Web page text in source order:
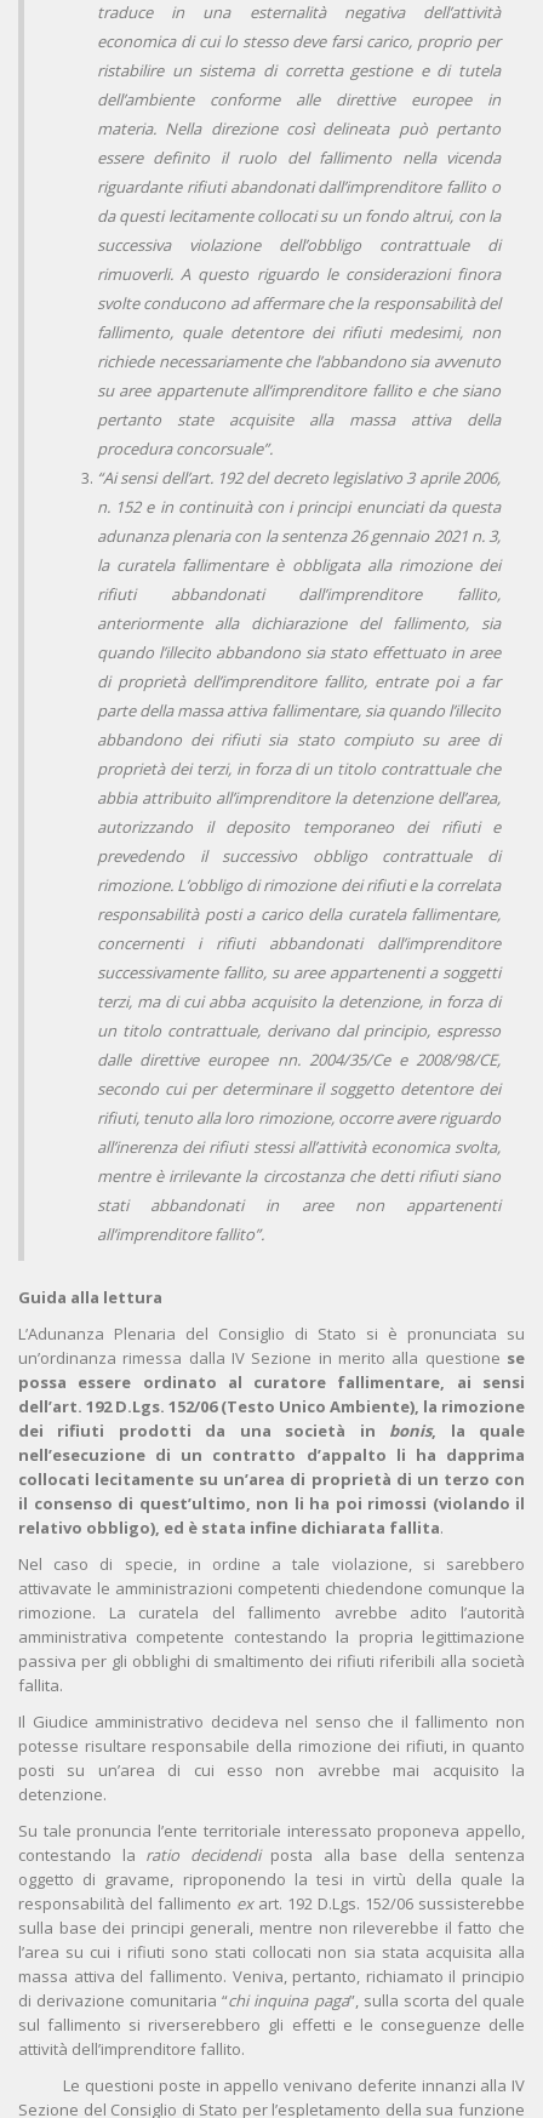
traduce in una esternalità negativa dell’attività
economica di cui lo stesso deve farsi carico, proprio per
ristabilire un sistema di corretta gestione e di tutela
dell’ambiente conforme alle direttive europee in
materia. Nella direzione così delineata può pertanto
essere definito il ruolo del fallimento nella vicenda
riguardante rifiuti abandonati dall’imprenditore fallito o
da questi lecitamente collocati su un fondo altrui, con la
successiva violazione dell’obbligo contrattuale di
rimuoverli. A questo riguardo le considerazioni finora
svolte conducono ad affermare che la responsabilità del
fallimento, quale detentore dei rifiuti medesimi, non
richiede necessariamente che l’abbandono sia avvenuto
su aree appartenute all’imprenditore fallito e che siano
pertanto state acquisite alla massa attiva della
procedura concorsuale”.
“Ai sensi dell’art. 192 del decreto legislativo 3 aprile 2006,
n. 152 e in continuità con i principi enunciati da questa
adunanza plenaria con la sentenza 26 gennaio 2021 n. 3,
la curatela fallimentare è obbligata alla rimozione dei
rifiuti abbandonati dall’imprenditore fallito,
anteriormente alla dichiarazione del fallimento, sia
quando l’illecito abbandono sia stato effettuato in aree
di proprietà dell’imprenditore fallito, entrate poi a far
parte della massa attiva fallimentare, sia quando l’illecito
abbandono dei rifiuti sia stato compiuto su aree di
proprietà dei terzi, in forza di un titolo contrattuale che
abbia attribuito all’imprenditore la detenzione dell’area,
autorizzando il deposito temporaneo dei rifiuti e
prevedendo il successivo obbligo contrattuale di
rimozione. L’obbligo di rimozione dei rifiuti e la correlata
responsabilità posti a carico della curatela fallimentare,
concernenti i rifiuti abbandonati dall’imprenditore
successivamente fallito, su aree appartenenti a soggetti
terzi, ma di cui abba acquisito la detenzione, in forza di
un titolo contrattuale, derivano dal principio, espresso
dalle direttive europee nn. 2004/35/Ce e 2008/98/CE,
secondo cui per determinare il soggetto detentore dei
rifiuti, tenuto alla loro rimozione, occorre avere riguardo
all’inerenza dei rifiuti stessi all’attività economica svolta,
mentre è irrilevante la circostanza che detti rifiuti siano
stati abbandonati in aree non appartenenti
all’imprenditore fallito”.
Guida alla lettura
L’Adunanza Plenaria del Consiglio di Stato si è pronunciata su
un’ordinanza rimessa dalla IV Sezione in merito alla questione se
possa essere ordinato al curatore fallimentare, ai sensi
dell’art. 192 D.Lgs. 152/06 (Testo Unico Ambiente), la rimozione
dei rifiuti prodotti da una società in bonis, la quale
nell’esecuzione di un contratto d’appalto li ha dapprima
collocati lecitamente su un’area di proprietà di un terzo con
il consenso di quest’ultimo, non li ha poi rimossi (violando il
relativo obbligo), ed è stata infine dichiarata fallita.
Nel caso di specie, in ordine a tale violazione, si sarebbero
attivavate le amministrazioni competenti chiedendone comunque la
rimozione. La curatela del fallimento avrebbe adito l’autorità
amministrativa competente contestando la propria legittimazione
passiva per gli obblighi di smaltimento dei rifiuti riferibili alla società
fallita.
Il Giudice amministrativo decideva nel senso che il fallimento non
potesse risultare responsabile della rimozione dei rifiuti, in quanto
posti su un’area di cui esso non avrebbe mai acquisito la
detenzione.
Su tale pronuncia l’ente territoriale interessato proponeva appello,
contestando la ratio decidendiposta alla base della sentenza
oggetto di gravame, riproponendo la tesi in virtù della quale la
responsabilità del fallimento ex art. 192 D.Lgs. 152/06 sussisterebbe
sulla base dei principi generali, mentre non rileverebbe il fatto che
l’area su cui i rifiuti sono stati collocati non sia stata acquisita alla
massa attiva del fallimento. Veniva, pertanto, richiamato il principio
di derivazione comunitaria “chi inquina paga”, sulla scorta del quale
sul fallimento si riverserebbero gli effetti e le conseguenze delle
attività dell’imprenditore fallito.
Le questioni poste in appello venivano deferite innanzi alla IV
Sezione del Consiglio di Stato per l’espletamento della sua funzione